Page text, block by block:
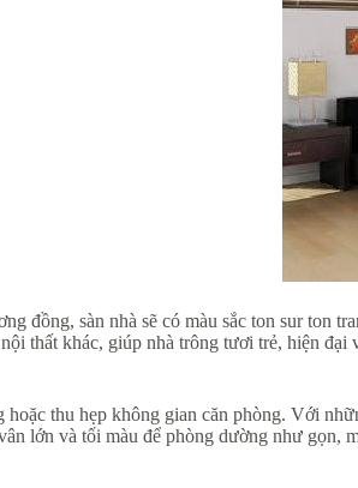
đồng, sàn nhà sẽ có màu sắc ton sur ton
thất khác, giúp nhà trông tươi trẻ, hiện
hoặc thu hẹp không gian căn phòng. Với
lớn và tối màu để phòng dường như gọn,